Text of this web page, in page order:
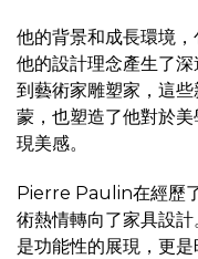
他的背景和成長環境
他的設計理念產生了
到藝術家雕塑家，這
蒙，也塑造了他對於
現美感。
Pierre Paulin在經歷
術熱情轉向了家具設
是功能性的展現，更是